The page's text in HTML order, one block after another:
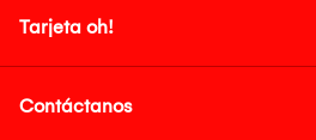
Tarjeta oh!
Contáctanos